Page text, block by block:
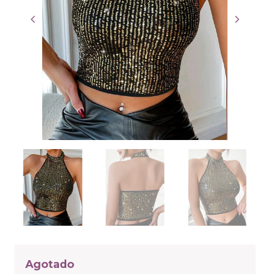
Agotado